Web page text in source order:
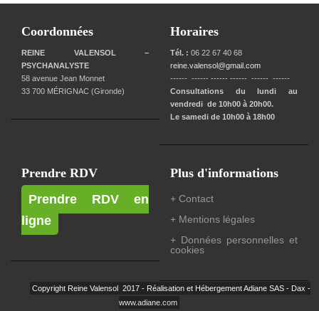
Coordonnées
REINE VALENSOL –
PSYCHANALYSTE
58 avenue Jean Monnet
33 700 MÉRIGNAC (Gironde)
Horaires
Tél. : 06 22 67 40 68
reine.valensol@gmail.com
------ ------ ------ ------ ------ ------
Consultations du lundi au
vendredi de 10h00 à 20h00.
Le samedi de 10h00 à 18h00
Prendre RDV
Prendre RDV en
ligne
Plus d'informations
+ Contact
+ Mentions légales
+ Données personnelles et
cookies
Copyright Reine Valensol 2017 - Réalisation et Hébergement Adiane SAS - Dax -
www.adiane.com